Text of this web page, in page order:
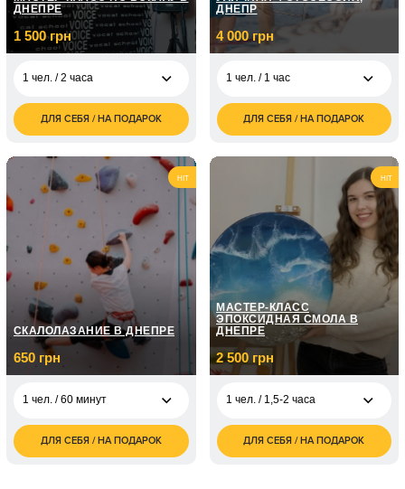
ДНЕПРЕ
1 500 грн
1 чел. / 2 часа
1 500
грн
ДЛЯ СЕБЯ / НА ПОДАРОК
ДНЕПР
4 000 грн
1 чел. / 1 час
4 000
грн
ДЛЯ СЕБЯ / НА ПОДАРОК
HIT
СКАЛОЛАЗАНИЕ В ДНЕПРЕ
650 грн
1 чел. / 60 минут
грн
ДЛЯ СЕБЯ / НА ПОДАРОК
HIT
МАСТЕР-КЛАСС
ЭПОКСИДНАЯ СМОЛА В
ДНЕПРЕ
2 500 грн
1 чел. / 1,5-2 часа
2 500
грн
ДЛЯ СЕБЯ / НА ПОДАРОК